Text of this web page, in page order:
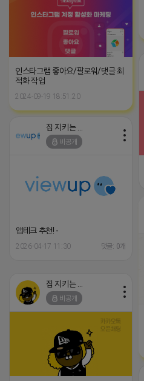
인스타그램 좋아요/팔로워/댓글 최
적화 작업
2024-09-19 18:51:20
비공개
앱테크 추천! -
2026-04-17 11:30 댓글: 0개
비공개